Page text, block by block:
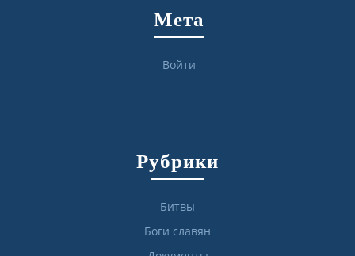
Мета
Войти
Рубрики
Битвы
Боги славян